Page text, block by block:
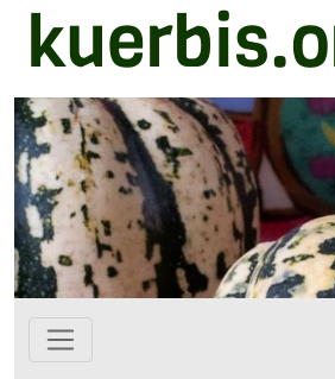
Zum Hauptinhalt springen